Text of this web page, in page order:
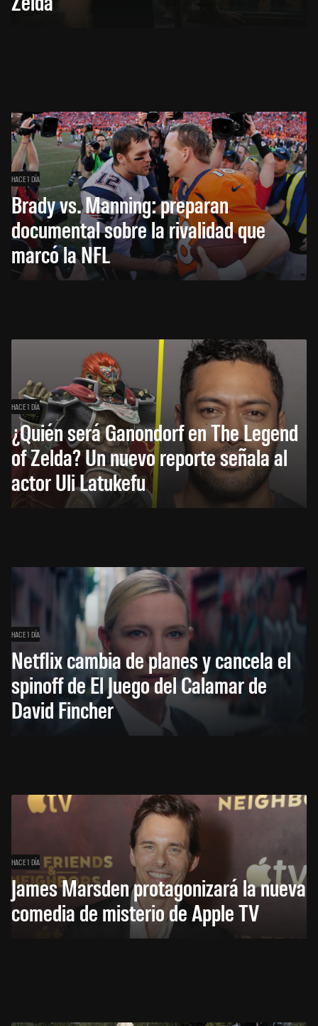
HACE 1 DÍA
Brady vs. Manning: preparan
documental sobre la rivalidad que
marcó la NFL
HACE 1 DÍA
¿Quién será Ganondorf en The Legend
of Zelda? Un nuevo reporte señala al
actor Uli Latukefu
HACE 1 DÍA
Netflix cambia de planes y cancela el
spinoff de El Juego del Calamar de
David Fincher
HACE 1 DÍA
James Marsden protagonizará la nueva
comedia de misterio de Apple TV